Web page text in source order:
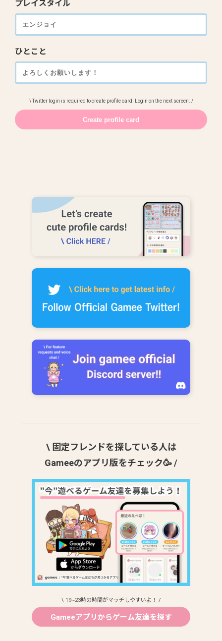
プレイスタイル
ひとこと
\ Twitter login is required to create profile card. Login on the next screen. /
\ 固定フレンドを探している人は
Gameeのアプリ版をチェック🥳 /
\ 19~23時の時間がマッチしやすいよ！ /
Gameeアプリからゲーム友達を探す